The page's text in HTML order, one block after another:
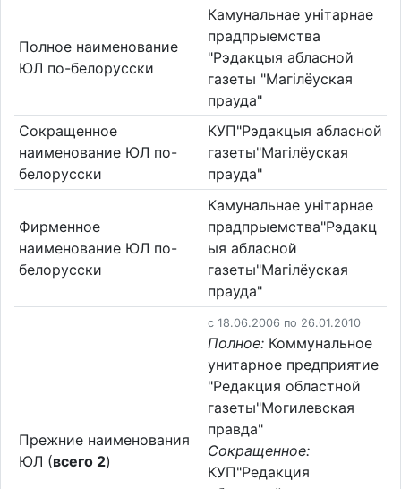
Полное наименование
ЮЛ по-белорусски
Камунальнае унітарнае
прадпрыемства
"Рэдакцыя абласной
газеты "Магілёуская
прауда"
Сокращенное
наименование ЮЛ по-
белорусски
КУП"Рэдакцыя абласной
газеты"Магілёуская
прауда"
Фирменное
наименование ЮЛ по-
белорусски
Камунальнае унітарнае
прадпрыемства"Рэдакц
ыя абласной
газеты"Магілёуская
прауда"
Прежние наименования
ЮЛ (всего 2)
c 18.06.2006 по 26.01.2010
Полное: Коммунальное
унитарное предприятие
"Редакция областной
газеты"Могилевская
правда"
Сокращенное:
КУП"Редакция